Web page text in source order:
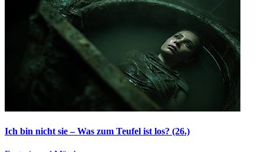
Ich bin nicht sie – Was zum Teufel ist los? (26.)